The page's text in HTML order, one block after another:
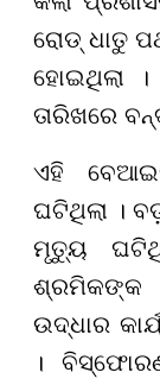
ରୋଡ୍ ଧାତୁ
ହୋଇଥିଲା
ତାରିଖରେ
ଏହି
ଘଟିଥିଲା ।
ମୃତ୍ୟୁ
ଶ୍ରମିକଙ୍କ
ଉଦ୍ଧାର
।